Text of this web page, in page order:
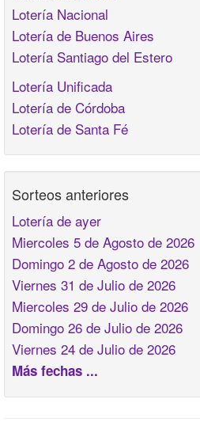
Lotería Nacional
Lotería de Buenos Aires
Lotería Santiago del Estero
Lotería Unificada
Lotería de Córdoba
Lotería de Santa Fé
Sorteos anteriores
Lotería de ayer
Miercoles 5 de Agosto de 2026
Domingo 2 de Agosto de 2026
Viernes 31 de Julio de 2026
Miercoles 29 de Julio de 2026
Domingo 26 de Julio de 2026
Viernes 24 de Julio de 2026
Más fechas ...